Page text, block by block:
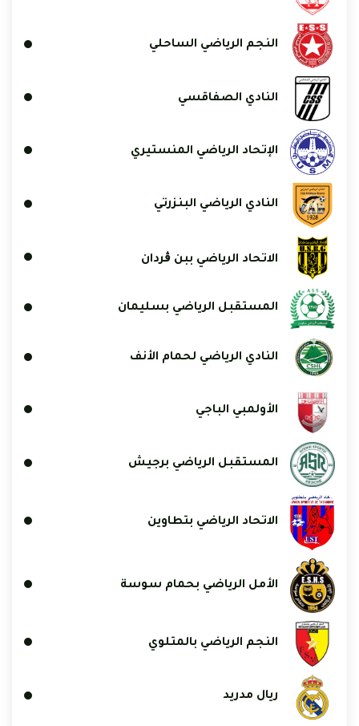
النجم الرياضي الساحلي
النادي الصفاقسي
الإتحاد الرياضي المنستيري
النادي الرياضي البنزرتي
الاتحاد الرياضي ببن ڨردان
المستقبل الرياضي بسليمان
النادي الرياضي لحمام الأنف
الأولمبي الباجي
المستقبل الرياضي برجيش
الاتحاد الرياضي بتطاوين
الأمل الرياضي بحمام سوسة
النجم الرياضي بالمتلوي
ريال مدريد